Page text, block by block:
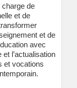
charge de
et de
et de
avec
l’actualisation
et vocations